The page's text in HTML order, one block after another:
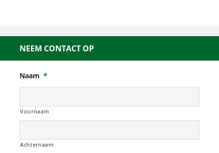
NEEM CONTACT OP
Naam *
Voornaam
Achternaam